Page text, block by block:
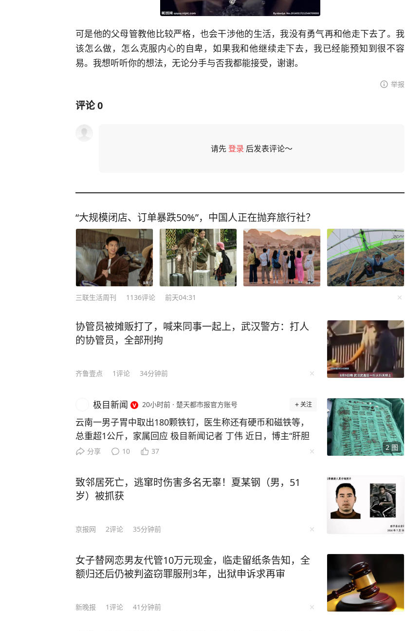
可是他的父母管教他比较严格，也会干涉他的生活，我没有勇气再和他走下去了。我
该怎么做，怎么克服内心的自卑，如果我和他继续走下去，我已经能预知到很不容
易。我想听听你的想法，无论分手与否我都能接受，谢谢。
举报
评论0
请先登录 后发表评论～
“大规模闭店、订单暴跌50%”，中国人正在抛弃旅行社？
三联生活周刊 1136评论 前天04:31
协管员被摊贩打了，喊来同事一起上，武汉警方：打人
的协管员，全部刑拘
齐鲁壹点 1评论 34分钟前
2 图
极目新闻 20小时前 · 楚天都市报官方账号 关注
云南一男子胃中取出180颗铁钉，医生称还有硬币和磁铁等，
总重超1公斤，家属回应 极目新闻记者 丁伟 近日，博主“肝胆
胰外科李伟医生”分享的一段视频让不少网友感到震惊。一名患
硬币、螺丝、磁铁等金属物。 取出的钉子等异物 （受访者供
图） 8月9日，当事博主云南省第三人民医院肝胆胰外科主治医
师李伟向极目新闻记者介绍，这名患者是来自云南某市的一名
检查结果显示，男子腹腔内存在大量的金属异物，而且吸附成
还以为是从尿道塞进膀胱的，后来才发现异物是在胃里。”8月7
日，李医生所在科室手术团队给男子做了手术，一共从其胃中
了近3个小时，取出的一根最长的钉子有近10厘米长，取出的
分享 10 37
致邻居死亡，逃窜时伤害多名无辜！夏某钢（男，51
岁）被抓获
京报网 2评论 35分钟前
女子替网恋男友代管10万元现金，临走留纸条告知，全
额归还后仍被判盗窃罪服刑3年，出狱申诉求再审
新晚报 1评论 41分钟前